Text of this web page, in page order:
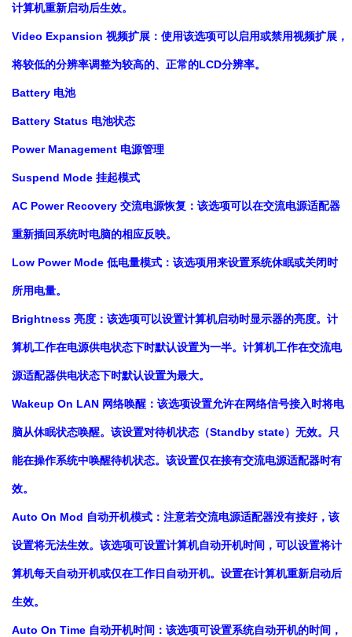
计算机重新启动后生效。
Video Expansion 视频扩展：使用该选项可以启用或禁用视频扩展，
将较低的分辨率调整为较高的、正常的LCD分辨率。
Battery 电池
Battery Status 电池状态
Power Management 电源管理
Suspend Mode 挂起模式
AC Power Recovery 交流电源恢复：该选项可以在交流电源适配器
重新插回系统时电脑的相应反映。
Low Power Mode 低电量模式：该选项用来设置系统休眠或关闭时
所用电量。
Brightness 亮度：该选项可以设置计算机启动时显示器的亮度。计
算机工作在电源供电状态下时默认设置为一半。计算机工作在交流电
源适配器供电状态下时默认设置为最大。
Wakeup On LAN 网络唤醒：该选项设置允许在网络信号接入时将电
脑从休眠状态唤醒。该设置对待机状态（Standby state）无效。只
能在操作系统中唤醒待机状态。该设置仅在接有交流电源适配器时有
效。
Auto On Mod 自动开机模式：注意若交流电源适配器没有接好，该
设置将无法生效。该选项可设置计算机自动开机时间，可以设置将计
算机每天自动开机或仅在工作日自动开机。设置在计算机重新启动后
生效。
Auto On Time 自动开机时间：该选项可设置系统自动开机的时间，